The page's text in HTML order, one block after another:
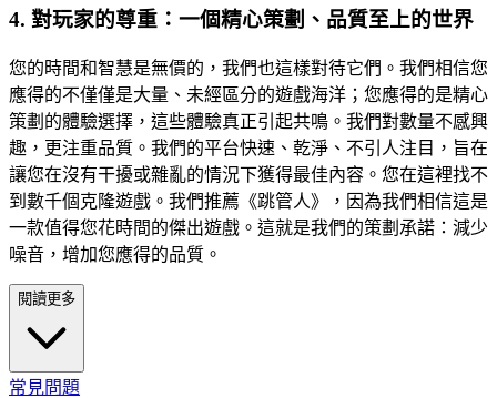
4. 對玩家的尊重：一個精心策劃、品質至上的世界
您的時間和智慧是無價的，我們也這樣對待它們。我們相信您
應得的不僅僅是大量、未經區分的遊戲海洋；您應得的是精心
策劃的體驗選擇，這些體驗真正引起共鳴。我們對數量不感興
趣，更注重品質。我們的平台快速、乾淨、不引人注目，旨在
讓您在沒有干擾或雜亂的情況下獲得最佳內容。您在這裡找不
到數千個克隆遊戲。我們推薦《跳管人》，因為我們相信這是
一款值得您花時間的傑出遊戲。這就是我們的策劃承諾：減少
噪音，增加您應得的品質。
閱讀更多
常見問題